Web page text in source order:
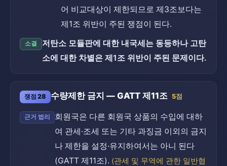
어 비교대상이 제한되므로 제3조보다는
제1조 위반이 주된 쟁점이 된다.
소결
저탄소 모듈판에 대한 내국세는 동등하나 고탄
소에 대한 차별은 제1조 위반이 주된 문제이다.
쟁점 28 수량제한 금지 — GATT 제11조 5점
근거 법리
회원국은 다른 회원국 상품의 수입에 대하
여 관세·조세 또는 기타 과징금 이외의 금지
나 제한을 설정·유지하여서는 아니 된다
(GATT 제11조). (관세 및 무역에 관한 일반협